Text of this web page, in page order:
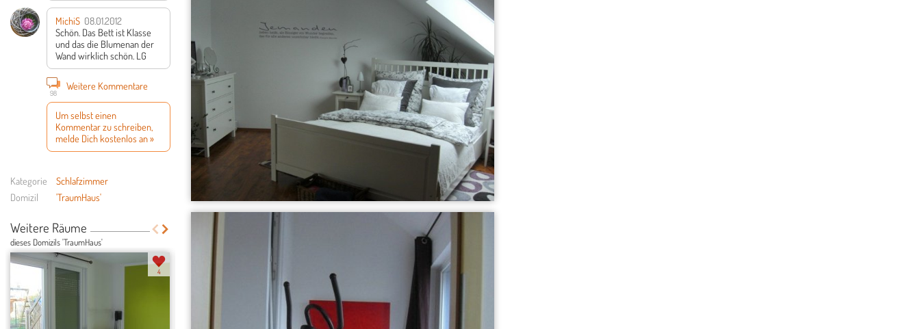
MichiS 08.01.2012
Schön. Das Bett ist Klasse
und das die Blumenan der
Wand wirklich schön. LG
98
Weitere Kommentare
Um selbst einen
Kommentar zu schreiben,
melde Dich kostenlos an »
Kategorie
Schlafzimmer
Domizil
'TraumHaus'
Weitere Räume
dieses Domizils 'TraumHaus'
4